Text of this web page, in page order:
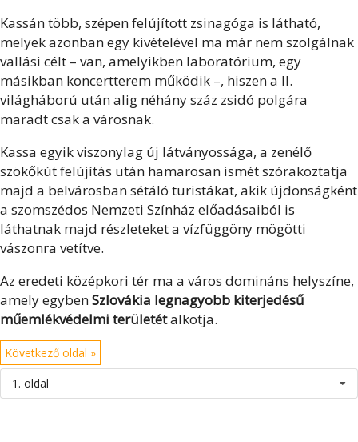
Kassán több, szépen felújított zsinagóga is látható,
melyek azonban egy kivételével ma már nem szolgálnak
vallási célt – van, amelyikben laboratórium, egy
másikban koncertterem működik –, hiszen a II.
világháború után alig néhány száz zsidó polgára
maradt csak a városnak.
Kassa egyik viszonylag új látványossága, a zenélő
szökőkút felújítás után hamarosan ismét szórakoztatja
majd a belvárosban sétáló turistákat, akik újdonságként
a szomszédos Nemzeti Színház előadásaiból is
láthatnak majd részleteket a vízfüggöny mögötti
vászonra vetítve.
Az eredeti középkori tér ma a város domináns helyszíne,
amely egybenSzlovákia legnagyobb kiterjedésű
műemlékvédelmi területétalkotja.
Következő oldal »
1. oldal